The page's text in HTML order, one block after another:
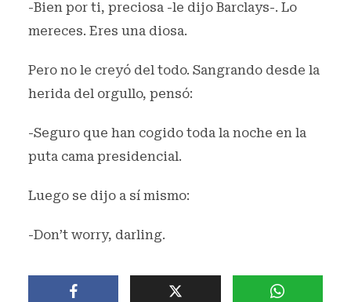
-Bien por ti, preciosa -le dijo Barclays-. Lo
mereces. Eres una diosa.
Pero no le creyó del todo. Sangrando desde la
herida del orgullo, pensó:
-Seguro que han cogido toda la noche en la
puta cama presidencial.
Luego se dijo a sí mismo:
-Don’t worry, darling.